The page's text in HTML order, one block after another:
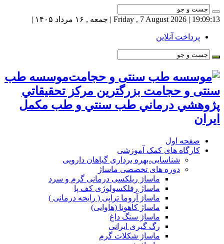
19:09:14 | Friday , 7 August 2026 | جمعه , ۱۶ مرداد ۱۴۰۵ |
پرداخت آنلاین
موسسه طب
سنتی و حجامت بزرگترين مركز تحقيقاتي
پژوهشي درماني طب سنتي و طب مكمل
ايران
صفحه اول
کارگاه های کمک آموزشی
شناسایی،بهره برداری گیاهان دارویی
دوره های تخصصی ماساژ
ماساژ ریلکسی درمانی گرم و سرد
ماساژ رفلکسولوژی کف پا
ماساژ آروما تراپی ( رایحه درمانی )
ماساژ کاهونا (هاوایی)
ماساژ سنگ داغ
رگ گیری ایرانی
ماساژ شکلات گرم